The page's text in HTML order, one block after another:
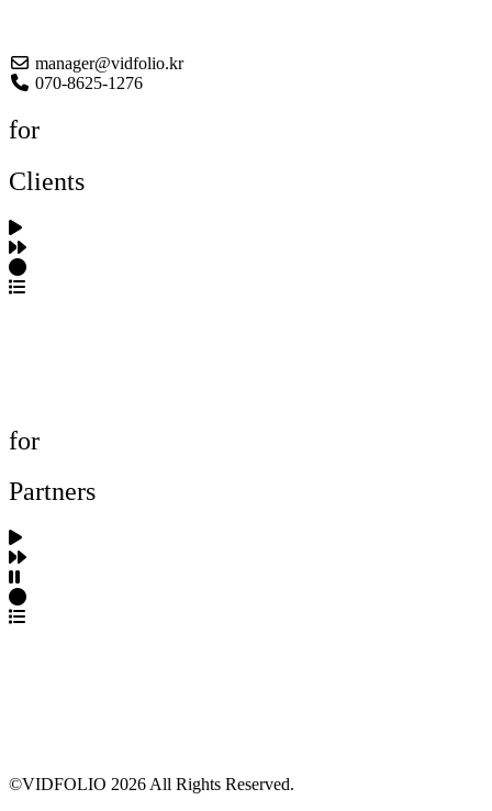
manager@vidfolio.kr
070-8625-1276
for
Clients
for
Partners
©VIDFOLIO 2026 All Rights Reserved.